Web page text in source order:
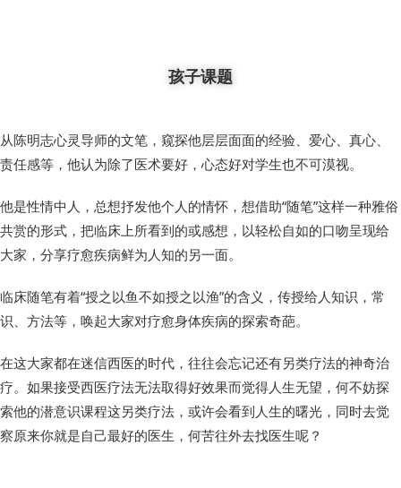
孩子课题
从陈明志心灵导师的文笔，窥探他层层面面的经验、爱心、真心、
责任感等，他认为除了医术要好，心态好对学生也不可漠视。
他是性情中人，总想抒发他个人的情怀，想借助“随笔”这样一种雅俗
共赏的形式，把临床上所看到的或感想，以轻松自如的口吻呈现给
大家，分享疗愈疾病鲜为人知的另一面。
临床随笔有着“授之以鱼不如授之以渔”的含义，传授给人知识，常
识、方法等，唤起大家对疗愈身体疾病的探索奇葩。
在这大家都在迷信西医的时代，往往会忘记还有另类疗法的神奇治
疗。如果接受西医疗法无法取得好效果而觉得人生无望，何不妨探
索他的潜意识课程这另类疗法，或许会看到人生的曙光，同时去觉
察原来你就是自己最好的医生，何苦往外去找医生呢？